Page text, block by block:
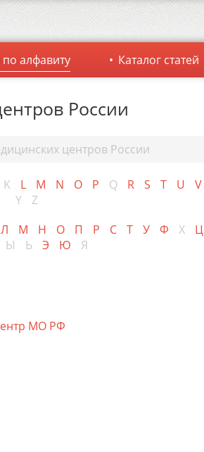
России
центров России
K L M N O P Q R S T U V
Y
Z
Л М Н О П Р С Т У Ф Х Ц
Ы Ь Э Ю Я
МО РФ
алфавиту Каталог статей